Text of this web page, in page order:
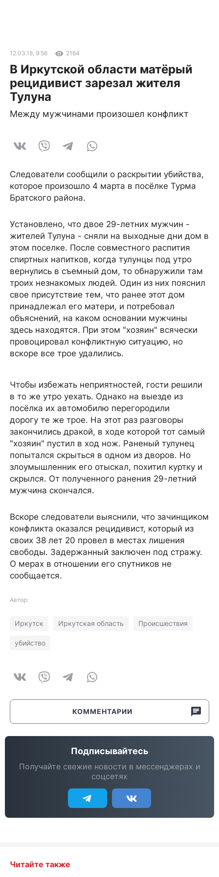
12.03.18, 9:56 2164
В Иркутской области матёрый
рецидивист зарезал жителя
Тулуна
Между мужчинами произошел конфликт
Следователи сообщили о раскрытии убийства,
которое произошло 4 марта в посёлке Турма
Братского района.
Установлено, что двое 29-летних мужчин -
жителей Тулуна - сняли на выходные дни дом в
этом поселке. После совместного распития
спиртных напитков, когда тулунцы под утро
вернулись в съемный дом, то обнаружили там
троих незнакомых людей. Один из них пояснил
свое присутствие тем, что ранее этот дом
принадлежал его матери, и потребовал
объяснений, на каком основании мужчины
здесь находятся. При этом "хозяин" всячески
провоцировал конфликтную ситуацию, но
вскоре все трое удалились.
Чтобы избежать неприятностей, гости решили
в то же утро уехать. Однако на выезде из
посёлка их автомобилю перегородили
дорогу те же трое. На этот раз разговоры
закончились дракой, в ходе которой тот самый
"хозяин" пустил в ход нож. Раненый тулунец
попытался скрыться в одном из дворов. Но
злоумышленник его отыскал, похитил куртку и
скрылся. От полученного ранения 29-летний
мужчина скончался.
Вскоре следователи выяснили, что зачинщиком
конфликта оказался рецидивист, который из
своих 38 лет 20 провел в местах лишения
свободы. Задержанный заключен под стражу.
О мерах в отношении его спутников не
сообщается.
Автор:
Иркутск Иркутская область Происшествия
убийство
КОММЕНТАРИИ
Подписывайтесь
Получайте свежие новости в мессенджерах и
соцсетях
Читайте также